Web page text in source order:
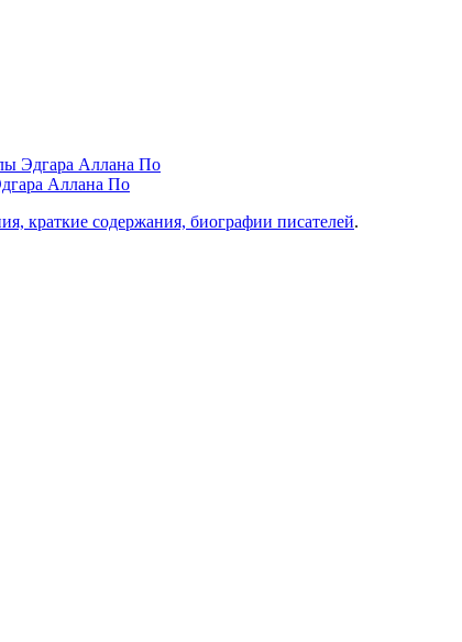
Эдгара Аллана По
Аллана По
краткие содержания, биографии писателей.